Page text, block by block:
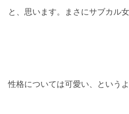
と、思います。まさにサブカル
性格については可愛い、という